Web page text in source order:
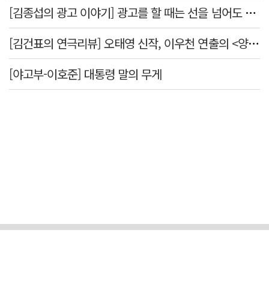
[김종섭의 광고 이야기] 광고를 할 때는 선을 넘어도 좋습니다.
[김건표의 연극리뷰] 오태영 신작, 이우천 연출의 <양은 양순하다>"국민을 온순한 양으로 길들이는 전체주의적 정치의 알레고리"
[야고부-이호준] 대통령 말의 무게